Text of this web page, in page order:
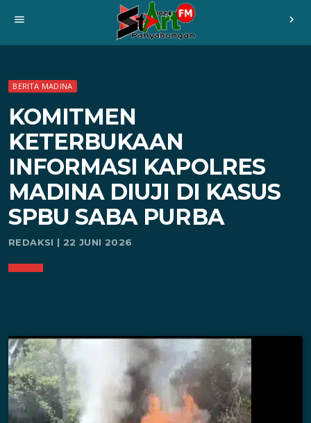
menu chevron_right
BERITA MADINA
KOMITMEN
KETERBUKAAN
INFORMASI KAPOLRES
MADINA DIUJI DI KASUS
SPBU SABA PURBA
REDAKSI | 22 JUNI 2026